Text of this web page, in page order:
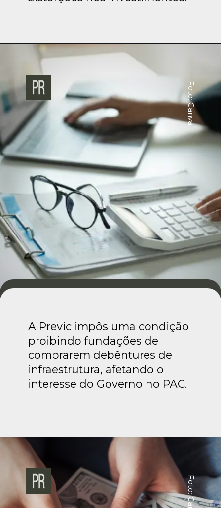
Foto: Canva
A Previc impôs uma condição
proibindo fundações de
comprarem debêntures de
infraestrutura, afetando o
interesse do Governo no PAC.
Foto: Canva